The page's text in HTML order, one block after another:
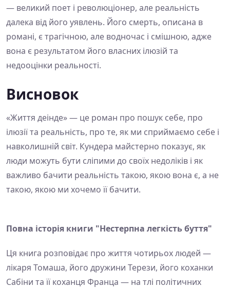
— великий поет і революціонер, але реальність
далека від його уявлень. Його смерть, описана в
романі, є трагічною, але водночас і смішною, адже
вона є результатом його власних ілюзій та
недооцінки реальності.
Висновок
«Життя деінде» — це роман про пошук себе, про
ілюзії та реальність, про те, як ми сприймаємо себе і
навколишній світ. Кундера майстерно показує, як
люди можуть бути сліпими до своїх недоліків і як
важливо бачити реальність такою, якою вона є, а не
такою, якою ми хочемо її бачити.
Повна історія книги "Нестерпна легкість буття"
Ця книга розповідає про життя чотирьох людей —
лікаря Томаша, його дружини Терези, його коханки
Сабіни та її коханця Франца — на тлі політичних